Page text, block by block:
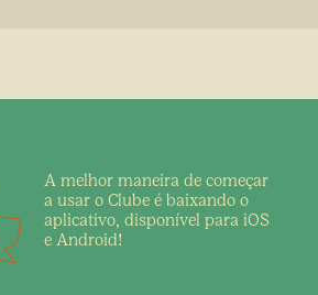
A melhor maneira de começar
a usar o Clube é baixando o
aplicativo, disponível para iOS
e Android!